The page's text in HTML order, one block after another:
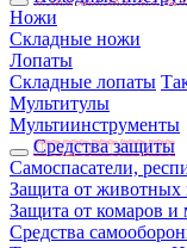
Ножи
Складные ножи
Лопаты
Складные лопаты
Мультитулы
Мультиинструменты
Средства защиты
Самоспасатели,
Защита от животных
Защита от комаров
Средства